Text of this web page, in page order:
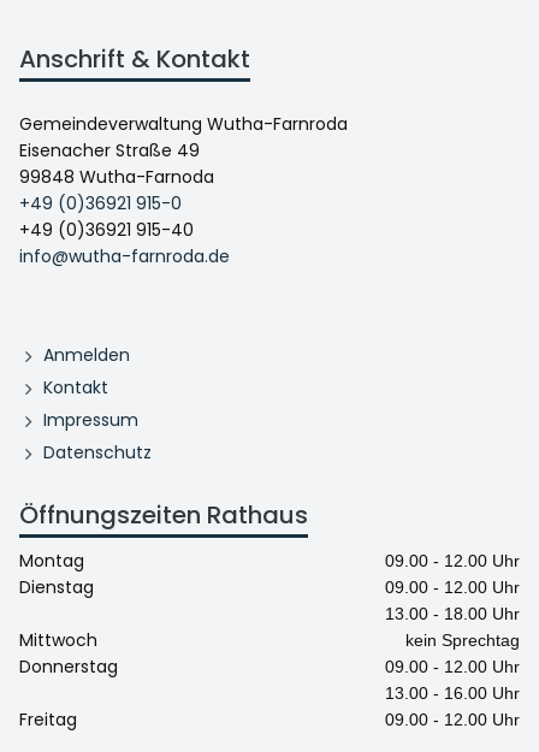
Anschrift & Kontakt
Gemeindeverwaltung Wutha-Farnroda
Eisenacher Straße 49
99848 Wutha-Farnoda
+49 (0)36921 915-0
+49 (0)36921 915-40
info@wutha-farnroda.de
Anmelden
Kontakt
Impressum
Datenschutz
Öffnungszeiten Rathaus
Montag 09.00 - 12.00 Uhr
Dienstag
09.00 - 12.00 Uhr
13.00 - 18.00 Uhr
Mittwoch kein Sprechtag
Donnerstag
09.00 - 12.00 Uhr
13.00 - 16.00 Uhr
Freitag 09.00 - 12.00 Uhr